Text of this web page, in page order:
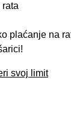
plaćanje na
svoj limit